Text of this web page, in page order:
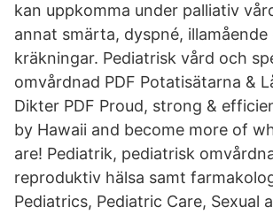
kan uppkomma under palliativ
annat smärta, dyspné, illamående
kräkningar. Pediatrisk vård och
omvårdnad PDF Potatisätarna &
Dikter PDF Proud, strong &
by Hawaii and become more of
are! Pediatrik, pediatrisk
reproduktiv hälsa samt
Pediatrics, Pediatric Care, Sexual